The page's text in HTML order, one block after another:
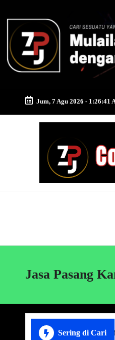
content
Jum, 7 Agu 2026 - 1:26:42
Jasa Pasang
Sering di Cari
Plafon Lampung Terdekat